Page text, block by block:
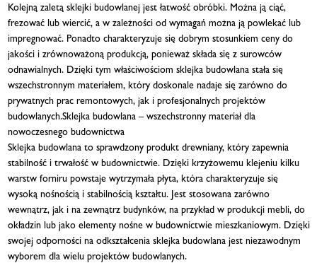
Kolejną zaletą sklejki budowlanej jest łatwość obróbki. Można ją ciąć,
frezować lub wiercić, a w zależności od wymagań można ją powlekać lub
impregnować. Ponadto charakteryzuje się dobrym stosunkiem ceny do
jakości i zrównoważoną produkcją, ponieważ składa się z surowców
odnawialnych. Dzięki tym właściwościom sklejka budowlana stała się
wszechstronnym materiałem, który doskonale nadaje się zarówno do
prywatnych prac remontowych, jak i profesjonalnych projektów
budowlanych.Sklejka budowlana – wszechstronny materiał dla
nowoczesnego budownictwa
Sklejka budowlana to sprawdzony produkt drewniany, który zapewnia
stabilność i trwałość w budownictwie. Dzięki krzyżowemu klejeniu kilku
warstw forniru powstaje wytrzymała płyta, która charakteryzuje się
wysoką nośnością i stabilnością kształtu. Jest stosowana zarówno
wewnątrz, jak i na zewnątrz budynków, na przykład w produkcji mebli, do
okładzin lub jako elementy nośne w budownictwie mieszkaniowym. Dzięki
swojej odporności na odkształcenia sklejka budowlana jest niezawodnym
wyborem dla wielu projektów budowlanych.